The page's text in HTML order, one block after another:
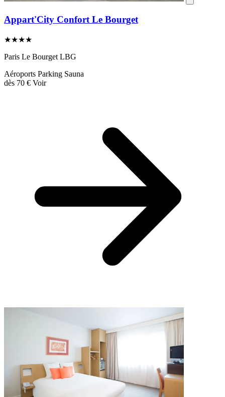
Appart'City Confort Le Bourget
★★★★
Paris Le Bourget LBG
Aéroports Parking Sauna
dès 70 € Voir